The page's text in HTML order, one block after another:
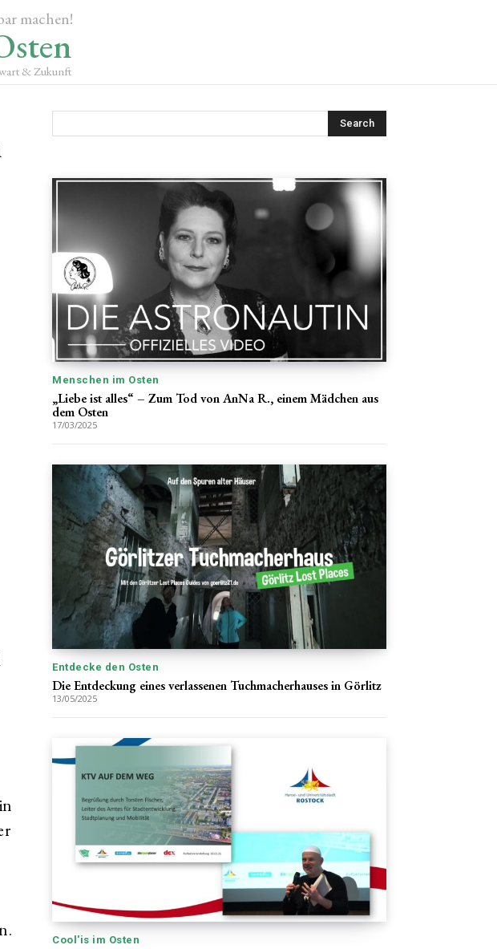
machen!
& Zukunft
Search
Menschen im Osten
„Liebe ist alles“ – Zum Tod von AnNa R., einem Mädchen aus
dem Osten
17/03/2025
Entdecke den Osten
Die Entdeckung eines verlassenen Tuchmacherhauses in Görlitz
13/05/2025
Cool'is im Osten